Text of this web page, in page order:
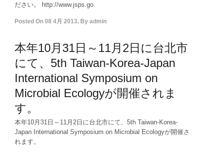
ださい。 http://www.jsps.go.
Posted On 08 4月 2013, By admin
本年10月31日～11月2日に台北市
にて、5th Taiwan-Korea-Japan
International Symposium on
Microbial Ecologyが開催されま
す。
本年10月31日～11月2日に台北市にて、5th Taiwan-Korea-
Japan International Symposium on Microbial Ecologyが開催さ
れます。